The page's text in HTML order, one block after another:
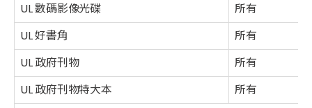
UL 數碼影像光碟
所有
UL 好書角
所有
UL 政府刊物
所有
UL 政府刊物特大本
所有